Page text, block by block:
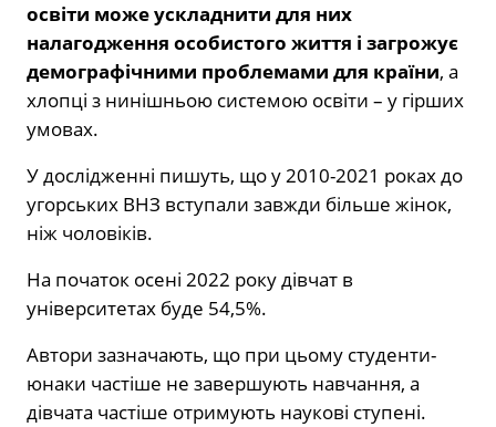
освіти може ускладнити для них
налагодження особистого життя і загрожує
демографічними проблемами для країни, а
хлопці з нинішньою системою освіти – у гірших
умовах.
У дослідженні пишуть, що у 2010-2021 роках до
угорських ВНЗ вступали завжди більше жінок,
ніж чоловіків.
На початок осені 2022 року дівчат в
університетах буде 54,5%.
Автори зазначають, що при цьому студенти-
юнаки частіше не завершують навчання, а
дівчата частіше отримують наукові ступені.